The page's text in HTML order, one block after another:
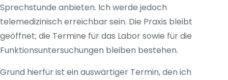
Sprechstunde anbieten. Ich werde jedoch
telemedizinisch erreichbar sein. Die Praxis bleibt
geöffnet; die Termine für das Labor sowie für die
Funktionsuntersuchungen bleiben bestehen.
Grund hierfür ist ein auswärtiger Termin, den ich